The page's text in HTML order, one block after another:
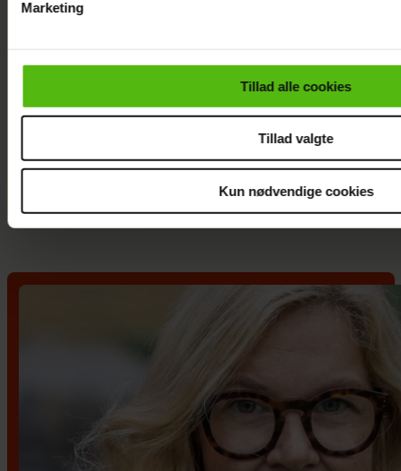
cookiepolitik.
Marketing
Tillad alle cookies
Tillad valgte
Kun nødvendige cookies
Nikolaj Lie Kaas rørt og
taknemmelig: "Det betyder
noget helt særligt"